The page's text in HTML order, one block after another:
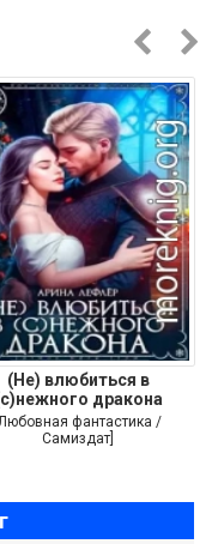
(Не) влюбиться в
дракона
фантастика /
Самиздат]